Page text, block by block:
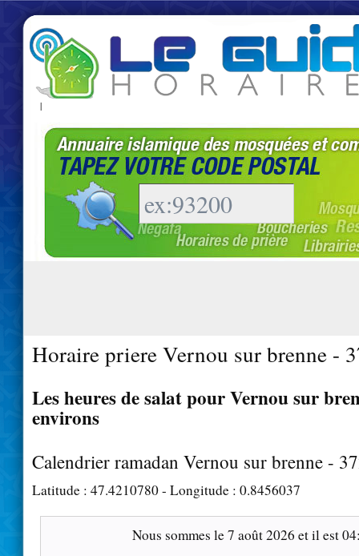
|
Horaire priere Vernou sur brenne -
Les heures de salat pour Vernou sur
environs
Calendrier ramadan Vernou sur brenne -
Latitude : 47.4210780- Longitude : 0.8456037
Nous sommes le7 août 2026 et il est